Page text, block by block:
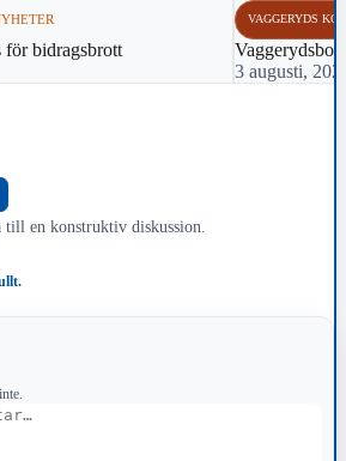
för bidragsbrott
VAGGERYDS
Vaggerydsbo
3 augusti,
en konstruktiv diskussion.